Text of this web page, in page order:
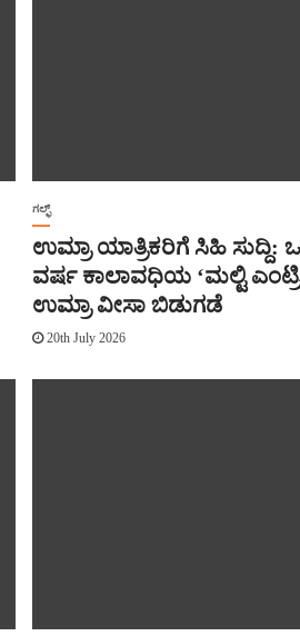
ಗಲ್ಫ್
ಉಮ್ರಾ ಯಾತ್ರಿಕರಿಗೆ ಸಿಹಿ ಸುದ್ದಿ:
ವರ್ಷ ಕಾಲಾವಧಿಯ ‘ಮಲ್ಟಿ
ಉಮ್ರಾ ವೀಸಾ ಬಿಡುಗಡೆ
20th July 2026